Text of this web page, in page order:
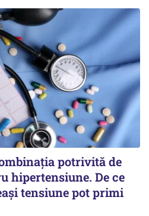
potrivită de
hipertensiune. De ce
tensiune pot primi